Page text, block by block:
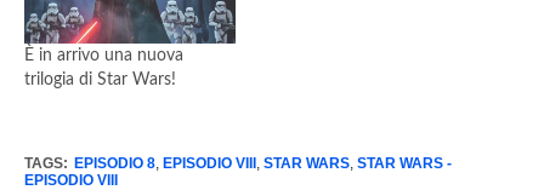
È in arrivo una nuova
trilogia di Star Wars!
TAGS: EPISODIO 8, EPISODIO VIII, STAR WARS, STAR WARS -
EPISODIO VIII